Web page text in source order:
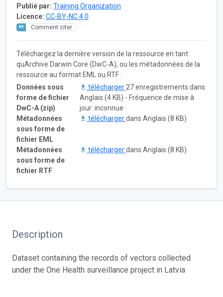
Publié par: Training Organization
Licence: CC-BY-NC 4.0
Comment citer
Téléchargez la dernière version de la ressource en tant
quArchive Darwin Core (DwC-A), ou les métadonnées de la
ressource au format EML ou RTF :
Données sous
forme de fichier
DwC-A (zip)
télécharger 27 enregistrements dans
Anglais (4 KB) - Fréquence de mise à
jour: inconnue
Métadonnées
sous forme de
fichier EML
téléchargerdans Anglais (8 KB)
Métadonnées
sous forme de
fichier RTF
téléchargerdans Anglais (8 KB)
Description
Dataset containing the records of vectors collected
under the One Health surveillance project in Latvia